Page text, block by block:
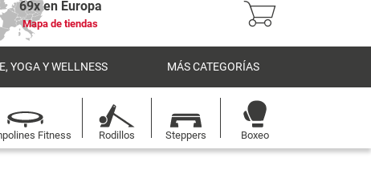
69x en Europa
Mapa de tiendas
YOGA Y WELLNESS MÁS CATEGORÍAS
Fitness Rodillos Steppers Boxeo